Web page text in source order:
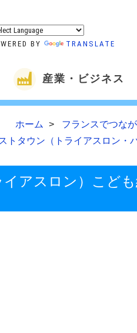
BY TRANSLATE
産業・ビジネス
ホーム
フランスでつな
トタウン（トライアスロン・
アスロン）こど